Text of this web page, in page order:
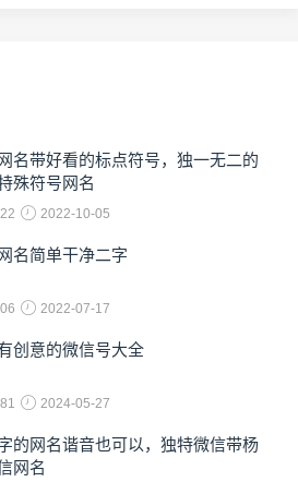
名带好看的标点符号，独一无二的
殊符号网名
2022-10-05
名简单干净二字
2022-07-17
创意的微信号大全
2024-05-27
的网名谐音也可以，独特微信带杨
网名